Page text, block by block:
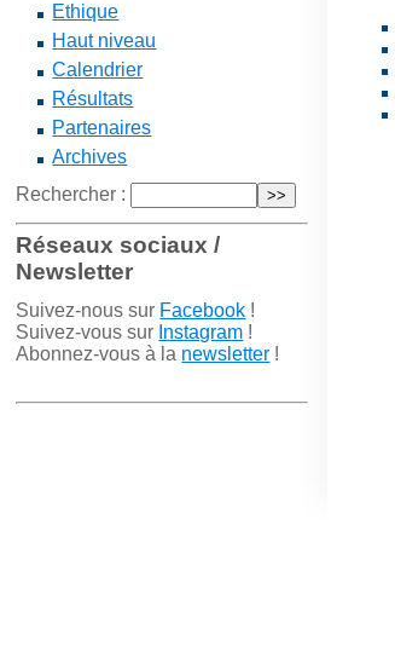
Ethique
Haut niveau
Calendrier
Résultats
Partenaires
Archives
Rechercher :
Réseaux sociaux /
Newsletter
Suivez-nous sur Facebook !
Suivez-vous sur Instagram !
Abonnez-vous à la newsletter !